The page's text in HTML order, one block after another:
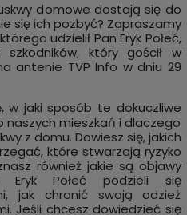
domowe dostają się do
się ich pozbyć? Zapraszamy
udzielił Pan Eryk Połeć,
który gościł w
antenie TVP Info w dniu 29
, w jaki sposób te dokuczliwe
mieszkań i dlaczego
z domu. Dowiesz się, jakich
które stwarzają ryzyko
również jakie są objawy
Eryk Połeć podzieli się
jak chronić swoją odzież
Jeśli chcesz dowiedzieć się